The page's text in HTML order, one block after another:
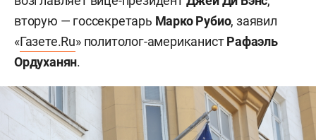
вторую — госсекретарь Марко Рубио, заявил
«Газете.Ru» политолог-американистРафаэль
Ордуханян.